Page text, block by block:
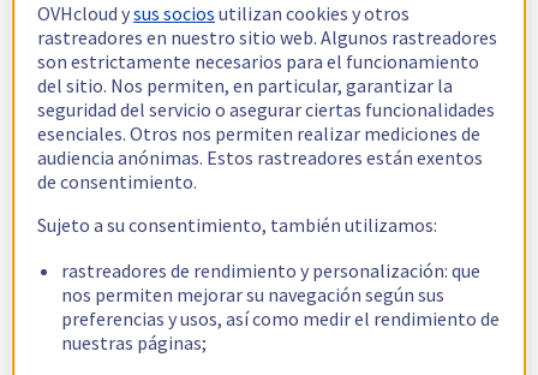
OVHcloud ysus socios utilizan cookies y otros
rastreadores en nuestro sitio web. Algunos rastreadores
son estrictamente necesarios para el funcionamiento
del sitio. Nos permiten, en particular, garantizar la
seguridad del servicio o asegurar ciertas funcionalidades
esenciales. Otros nos permiten realizar mediciones de
audiencia anónimas. Estos rastreadores están exentos
de consentimiento.
Sujeto a su consentimiento, también utilizamos:
rastreadores de rendimiento y personalización: que
nos permiten mejorar su navegación según sus
preferencias y usos, así como medir el rendimiento de
nuestras páginas;